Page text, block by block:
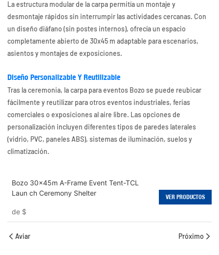
La estructura modular de la carpa permitía un montaje y
desmontaje rápidos sin interrumpir las actividades cercanas. Con
un diseño diáfano (sin postes internos), ofrecía un espacio
completamente abierto de 30x45 m adaptable para escenarios,
asientos y montajes de exposiciones.
Diseño Personalizable Y Reutilizable
Tras la ceremonia, la carpa para eventos Bozo se puede reubicar
fácilmente y reutilizar para otros eventos industriales, ferias
comerciales o exposiciones al aire libre. Las opciones de
personalización incluyen diferentes tipos de paredes laterales
(vidrio, PVC, paneles ABS), sistemas de iluminación, suelos y
climatización.
Bozo 30x45m A-Frame Event Tent-TCL
Laun ch Ceremony Shelter
de $
VER PRODUCTOS
Aviar Próximo